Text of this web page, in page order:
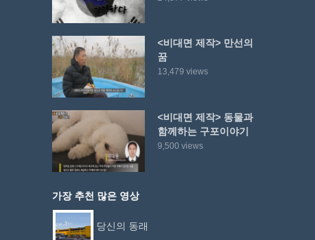
<비대면 제작> 만선의
꿈
13,479 views
<비대면 제작> 동물과
함께하는 구포이야기
9,500 views
가장 추천 많은 영상
당신의 동래